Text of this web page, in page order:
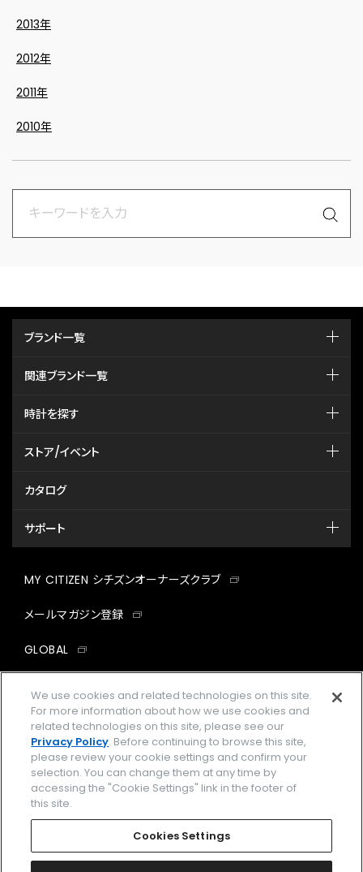
2013年
2012年
2011年
2010年
ブランド一覧
関連ブランド一覧
時計を探す
ストア/イベント
カタログ
サポート
MY CITIZEN シチズンオーナーズクラブ
メールマガジン登録
GLOBAL
facebookinstagramtwitter
企業情報 ご利用規約
プライバシーポリシー Cookies Settings
Amazon PayはAmazon.com, Inc.またはその関連会社の商標です。
We use cookies and related technologies on this site.
For more information about how we use cookies and
related technologies on this site, please see our
Privacy Policy. Before continuing to browse this site,
please review your cookie settings and confirm your
selection. You can change them at any time by
accessing the "Cookie Settings" link in the footer of
this site.
Cookies Settings